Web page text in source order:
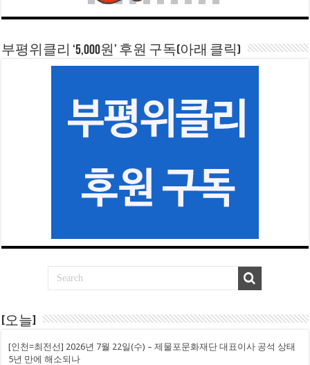
부평위클리 ‘5,000원’ 후원 구독(아래 클릭)
[오늘]
[인천=최전선] 2026년 7월 22일(수) – 제물포문화재단 대표이사 공석 상태
5년 만에 해소되나